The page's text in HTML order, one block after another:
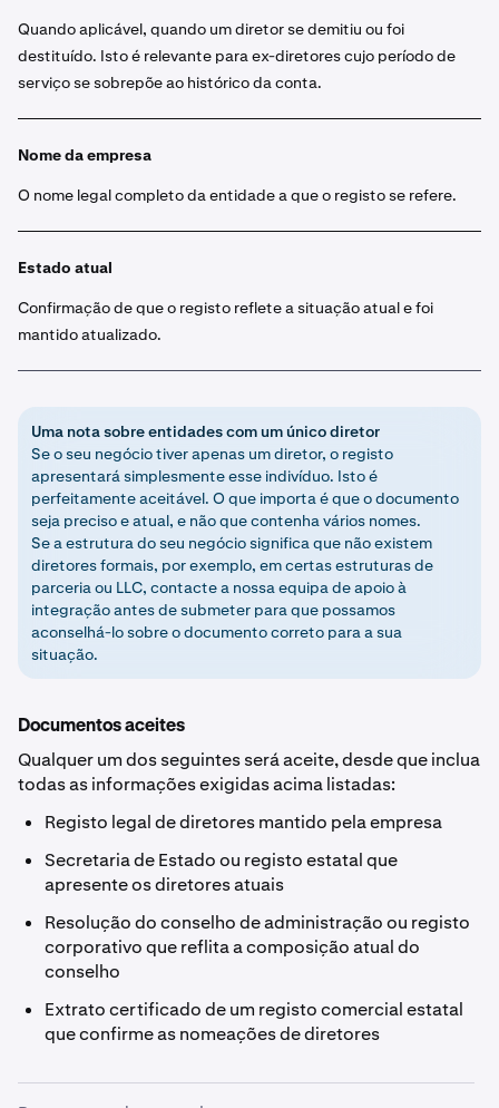
Quando aplicável, quando um diretor se demitiu ou foi
destituído. Isto é relevante para ex-diretores cujo período de
serviço se sobrepõe ao histórico da conta.
Nome da empresa
O nome legal completo da entidade a que o registo se refere.
Estado atual
Confirmação de que o registo reflete a situação atual e foi
mantido atualizado.
Uma nota sobre entidades com um único diretor
Se o seu negócio tiver apenas um diretor, o registo
apresentará simplesmente esse indivíduo. Isto é
perfeitamente aceitável. O que importa é que o documento
seja preciso e atual, e não que contenha vários nomes.
Se a estrutura do seu negócio significa que não existem
diretores formais, por exemplo, em certas estruturas de
parceria ou LLC, contacte a nossa equipa de apoio à
integração antes de submeter para que possamos
aconselhá-lo sobre o documento correto para a sua
situação.
Documentos aceites
Qualquer um dos seguintes será aceite, desde que inclua
todas as informações exigidas acima listadas:
Registo legal de diretores mantido pela empresa
Secretaria de Estado ou registo estatal que
apresente os diretores atuais
Resolução do conselho de administração ou registo
corporativo que reflita a composição atual do
conselho
Extrato certificado de um registo comercial estatal
que confirme as nomeações de diretores